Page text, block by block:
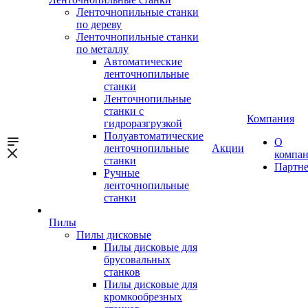
Ленточнопильные станки
по дереву
Ленточнопильные станки
по металлу
Автоматические
ленточнопильные
станки
Ленточнопильные
станки с
гидроразгрузкой
Полуавтоматические
ленточнопильные
станки
Ручные
ленточнопильные
станки
Пилы
Пилы дисковые
Пилы дисковые для
брусовальных
станков
Пилы дисковые для
кромкообрезных
Акции
Компания
О